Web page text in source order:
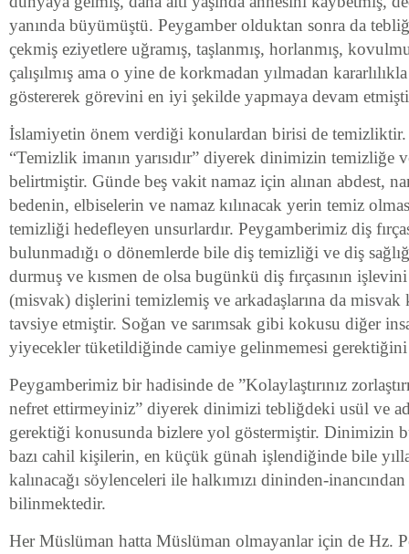
yanında büyümüştü. Peygamber olduktan sonra da tebliğ
çekmiş eziyetlere uğramış, taşlanmış, horlanmış,
çalışılmış ama o yine de korkmadan yılmadan
göstererek görevini en iyi şekilde yapmaya devam
İslamiyetin önem verdiği konulardan birisi de
“Temizlik imanın yarısıdır” diyerek dinimizin temizliğe
belirtmiştir. Günde beş vakit namaz için alınan abdest,
bedenin, elbiselerin ve namaz kılınacak yerin temiz
temizliği hedefleyen unsurlardır. Peygamberimiz diş
bulunmadığı o dönemlerde bile diş temizliği ve diş
durmuş ve kısmen de olsa bugünkü diş fırçasının
(misvak) dişlerini temizlemiş ve arkadaşlarına da misvak
tavsiye etmiştir. Soğan ve sarımsak gibi kokusu diğer
yiyecekler tüketildiğinde camiye gelinmemesi
Peygamberimiz bir hadisinde de ”Kolaylaştırınız
nefret ettirmeyiniz” diyerek dinimizi tebliğdeki usül ve
gerektiği konusunda bizlere yol göstermiştir. Dinimizin
bazı cahil kişilerin, en küçük günah işlendiğinde bile
kalınacağı söylenceleri ile halkımızı dininden-
bilinmektedir.
Her Müslüman hatta Müslüman olmayanlar için de Hz.